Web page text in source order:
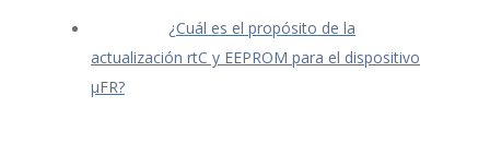
¿Cuál es el propósito de la
actualización rtC y EEPROM para el dispositivo
μFR?